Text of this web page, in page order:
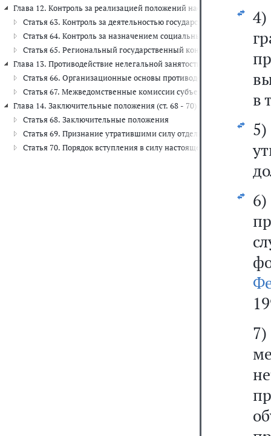
Глава 12. Контроль за реализацией положений настоящего
Статья 63. Контроль за деятельностью государственных
Статья 64. Контроль за назначением социальных выплат
Статья 65. Региональный государственный контроль (надзор) за
Глава 13. Противодействие нелегальной занятости в Российской
Статья 66. Организационные основы противодействия
Статья 67. Межведомственные комиссии субъектов Российской
Глава 14. Заключительные положения (ст. 68 - 70)
Статья 68. Заключительные положения
Статья 69. Признание утратившими силу отдельных
Статья 70. Порядок вступления в силу настоящего Федерального
в